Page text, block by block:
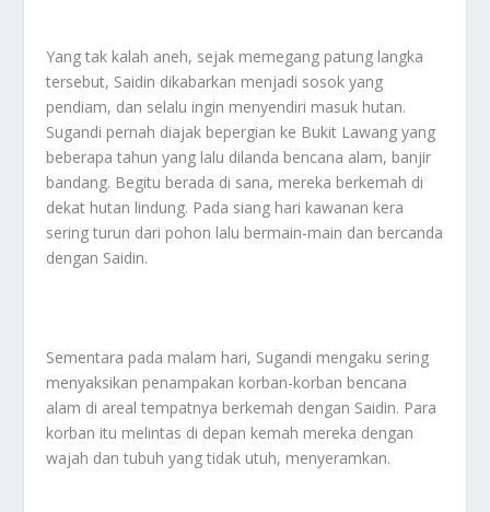
Yang tak kalah aneh, sejak memegang patung langka
tersebut, Saidin dikabarkan menjadi sosok yang
pendiam, dan selalu ingin menyendiri masuk hutan.
Sugandi pernah diajak bepergian ke Bukit Lawang yang
beberapa tahun yang lalu dilanda bencana alam, banjir
bandang. Begitu berada di sana, mereka berkemah di
dekat hutan lindung. Pada siang hari kawanan kera
sering turun dari pohon lalu bermain-main dan bercanda
dengan Saidin.
Sementara pada malam hari, Sugandi mengaku sering
menyaksikan penampakan korban-korban bencana
alam di areal tempatnya berkemah dengan Saidin. Para
korban itu melintas di depan kemah mereka dengan
wajah dan tubuh yang tidak utuh, menyeramkan.